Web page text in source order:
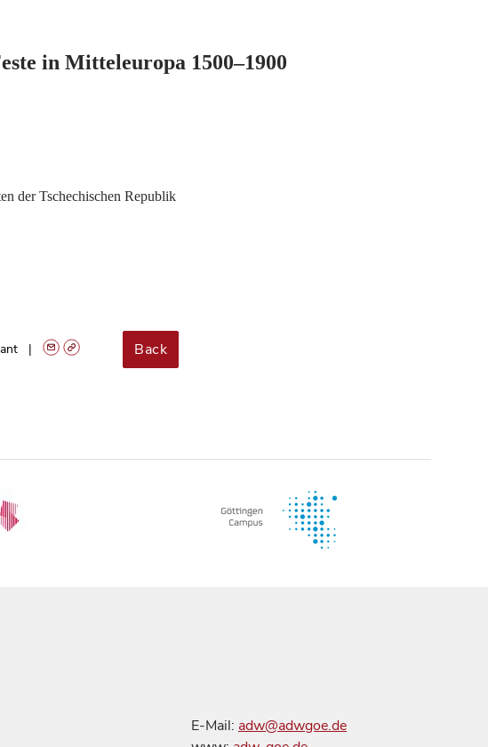
in Mitteleuropa 1500–1900
der Tschechischen Republik
Back
E-Mail: adw@adwgoe.de